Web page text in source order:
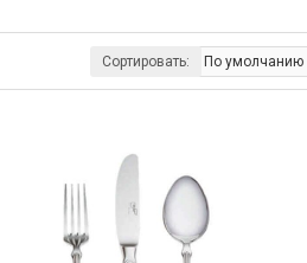
Сортировать: